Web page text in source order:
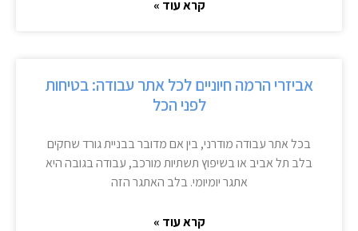
קרא עוד »
אביזרי הרמה חיוניים לכל אתר עבודה: בטיחות
לפני הכל
בכל אתר עבודה מודרני, בין אם מדובר בבניית גורד שחקים
בלב תל אביב או בשיפוץ תשתיות מורכב, עבודה בגובה היא
אתגר יומיומי. בלב האתגר הזה
קרא עוד »